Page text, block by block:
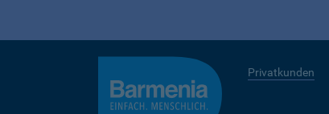
Privatkunden